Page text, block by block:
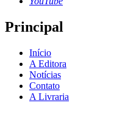
Principal
Início
A Editora
Notícias
Contato
A Livraria